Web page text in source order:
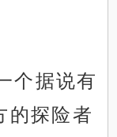
个据说有
的探险者